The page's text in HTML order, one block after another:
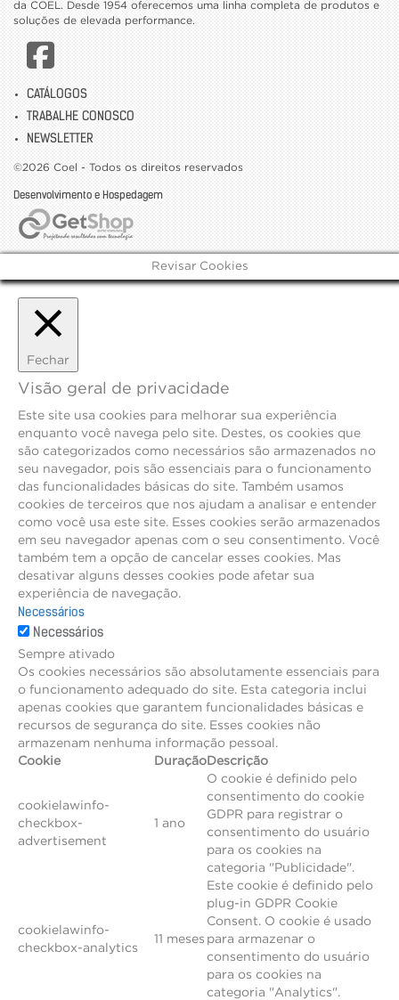
da COEL. Desde 1954 oferecemos uma linha completa de produtos e
soluções de elevada performance.
CATÁLOGOS
TRABALHE CONOSCO
NEWSLETTER
©2026 Coel - Todos os direitos reservados
Desenvolvimento e Hospedagem
Revisar Cookies
Fechar
Visão geral de privacidade
Este site usa cookies para melhorar sua experiência
enquanto você navega pelo site. Destes, os cookies que
são categorizados como necessários são armazenados no
seu navegador, pois são essenciais para o funcionamento
das funcionalidades básicas do site. Também usamos
cookies de terceiros que nos ajudam a analisar e entender
como você usa este site. Esses cookies serão armazenados
em seu navegador apenas com o seu consentimento. Você
também tem a opção de cancelar esses cookies. Mas
desativar alguns desses cookies pode afetar sua
experiência de navegação.
Necessários
Necessários
Sempre ativado
Os cookies necessários são absolutamente essenciais para
o funcionamento adequado do site. Esta categoria inclui
apenas cookies que garantem funcionalidades básicas e
recursos de segurança do site. Esses cookies não
armazenam nenhuma informação pessoal.
Cookie
Duração Descrição
cookielawinfo-
checkbox-
advertisement
1 ano
O cookie é definido pelo
consentimento do cookie
GDPR para registrar o
consentimento do usuário
para os cookies na
categoria "Publicidade".
cookielawinfo-
checkbox-analytics
11 meses
Este cookie é definido pelo
plug-in GDPR Cookie
Consent. O cookie é usado
para armazenar o
consentimento do usuário
para os cookies na
categoria "Analytics".